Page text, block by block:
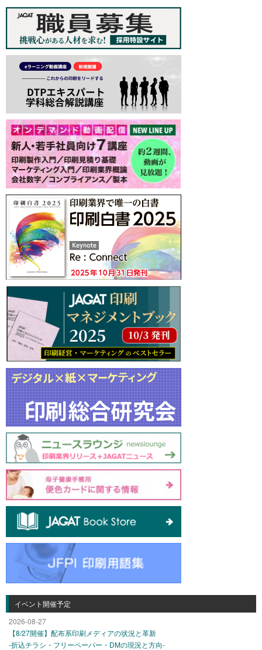
イベント開催予定
2026-08-27
【8/27開催】配布系印刷メディアの状況と革新
-折込チラシ・フリーペーパー・DMの現況と方向-